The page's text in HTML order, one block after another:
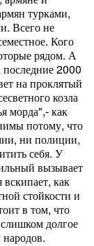
турками,
Всего не
Кого
рядом. А
2000
на проклятый
козла
морда",- как
потому, что
ни полиции,
себя. У
вызывает
как
стойкости и
в том, что
долгое